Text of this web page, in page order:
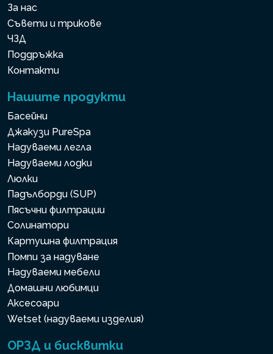
За нас
Съвети и трикове
ЧЗД
Поддръжка
Контакти
Нашите продукти
Басейни
Джакузи PureSpa
Надуваеми легла
Надуваеми лодки
Люлки
Падълборди (SUP)
Пясъчни филтрации
Солинатори
Картушна филтрация
Помпи за надуване
Надуваеми мебели
Домашни любимци
Аксесоари
Wetset (надуваеми изделия)
ОРЗД и бисквитки